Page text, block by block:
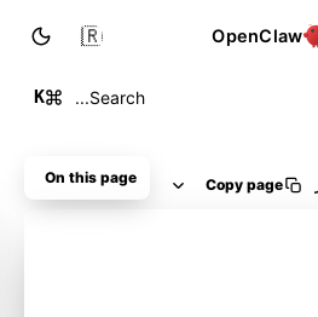
OpenClaw
Search...
K
🇮🇷
Copy page
On this page